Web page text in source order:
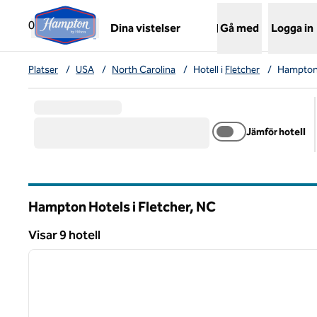
Gå vidare till innehållet
0
Dina vistelser Gå med Logga in
Platser / USA / North Carolina / Hotell i Fletcher /
Jämför hotell
Hampton Hotels i Fletcher, NC
Visar 9 hotell
Visar 9 hotell
1 av 12